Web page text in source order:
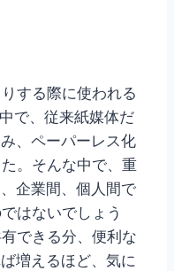
する際に使われる
で、従来紙媒体だ
、ペーパーレス化
。そんな中で、重
企業間、個人間で
はないでしょう
できる分、便利な
増えるほど、気に